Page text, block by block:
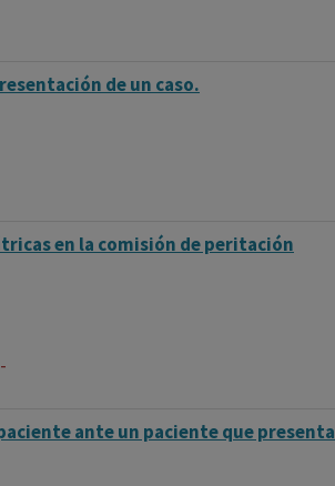
de un caso.
en la comisión de peritación
-
ante un paciente que presenta